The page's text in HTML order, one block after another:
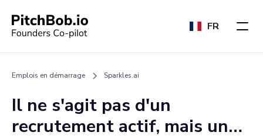
FR
Emplois en démarrage Sparkles.ai
Il ne s'agit pas d'un
recrutement actif, mais un